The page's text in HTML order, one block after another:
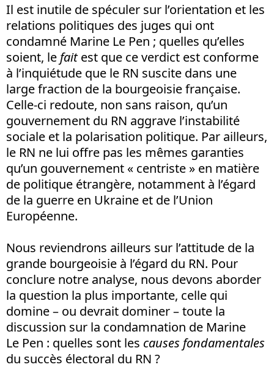
Il est inutile de spéculer sur l’orientation et les
relations politiques des juges qui ont
condamné Marine Le Pen ; quelles qu’elles
soient, le faitest que ce verdict est conforme
à l’inquiétude que le RN suscite dans une
large fraction de la bourgeoisie française.
Celle-ci redoute, non sans raison, qu’un
gouvernement du RN aggrave l’instabilité
sociale et la polarisation politique. Par ailleurs,
le RN ne lui offre pas les mêmes garanties
qu’un gouvernement « centriste » en matière
de politique étrangère, notamment à l’égard
de la guerre en Ukraine et de l’Union
Européenne.
Nous reviendrons ailleurs sur l’attitude de la
grande bourgeoisie à l’égard du RN. Pour
conclure notre analyse, nous devons aborder
la question la plus importante, celle qui
domine – ou devrait dominer – toute la
discussion sur la condamnation de Marine
Le Pen : quelles sont les causes fondamentales
du succès électoral du RN ?